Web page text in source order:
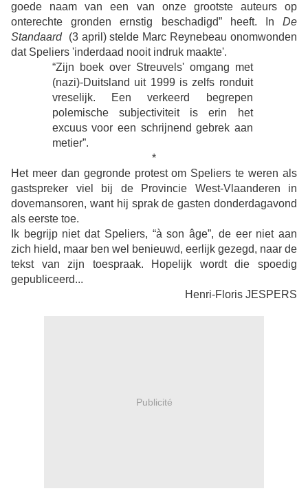
goede naam van een van onze grootste auteurs op
onterechte gronden ernstig beschadigd” heeft. In De
Standaard (3 april) stelde Marc Reynebeau onomwonden
dat Speliers 'inderdaad nooit indruk maakte'.
“Zijn boek over Streuvels' omgang met
(nazi)-Duitsland uit 1999 is zelfs ronduit
vreselijk. Een verkeerd begrepen
polemische subjectiviteit is erin het
excuus voor een schrijnend gebrek aan
metier”.
*
Het meer dan gegronde protest om Speliers te weren als
gastspreker viel bij de Provincie West-Vlaanderen in
dovemansoren, want hij sprak de gasten donderdagavond
als eerste toe.
Ik begrijp niet dat Speliers, “à son âge”, de eer niet aan
zich hield, maar ben wel benieuwd, eerlijk gezegd, naar de
tekst van zijn toespraak. Hopelijk wordt die spoedig
gepubliceerd...
Henri-Floris JESPERS
Publicité